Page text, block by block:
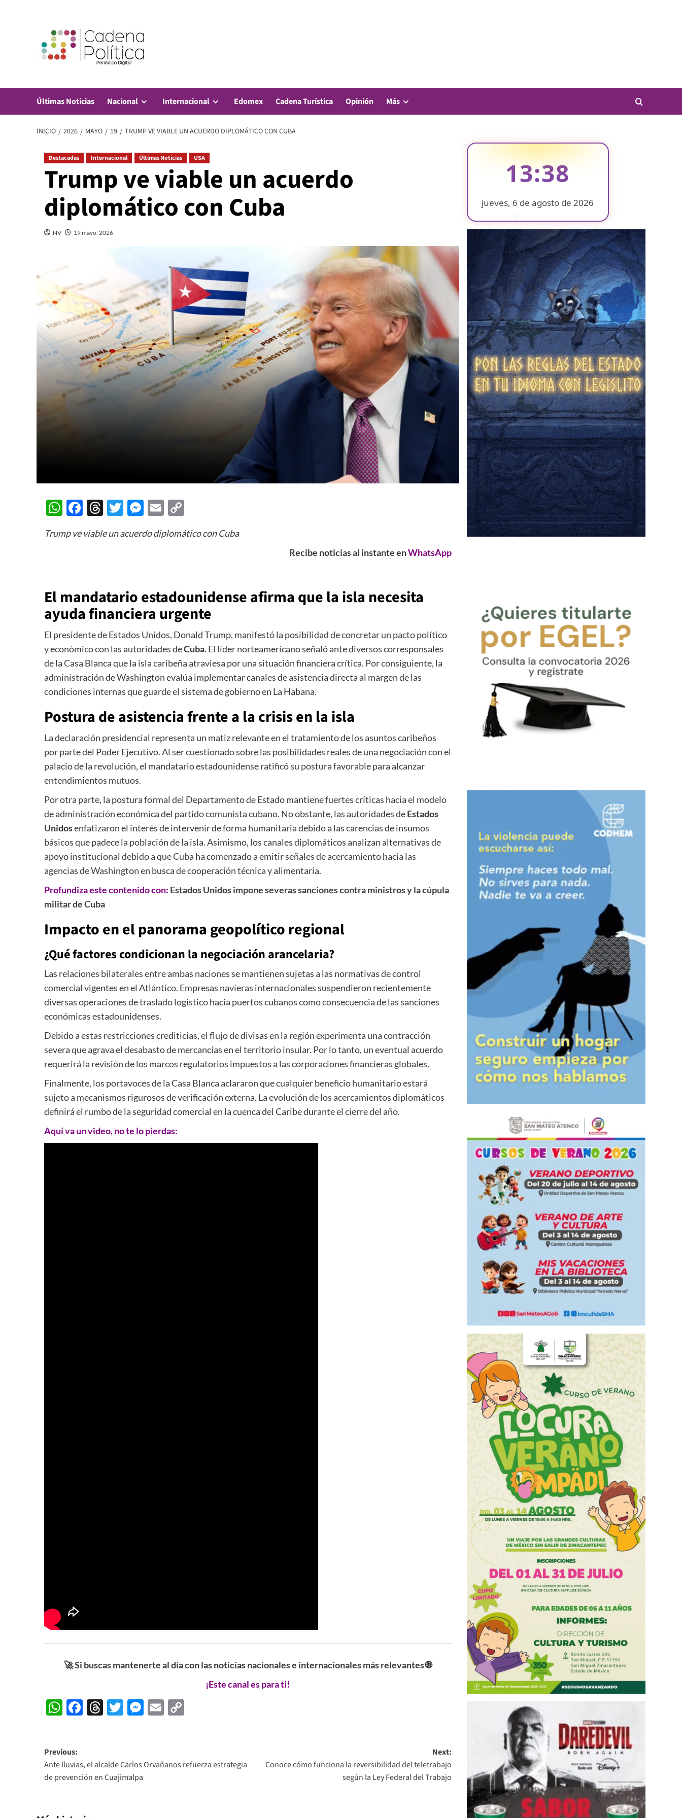
Últimas Noticias Nacional Internacional Edomex Cadena Turística Opinión Más
INICIO 2026 MAYO 19 TRUMP VE VIABLE UN ACUERDO DIPLOMÁTICO CON CUBA
Destacadas Internacional Últimas Noticias USA
Trump ve viable un acuerdo
diplomático con Cuba
NV 19 mayo, 2026
WhatsApp
Facebook
Threads
Twitter
Messenger
Email
Trump ve viable un acuerdo diplomático con Cuba
Recibe noticias al instante enWhatsApp
El mandatario estadounidense afirma que la isla necesita
ayuda financiera urgente
El presidente de Estados Unidos, Donald Trump, manifestó la posibilidad de concretar un pacto político
y económico con las autoridades deCuba. El líder norteamericano señaló ante diversos corresponsales
de la Casa Blanca que la isla caribeña atraviesa por una situación financiera crítica. Por consiguiente, la
administración de Washington evalúa implementar canales de asistencia directa al margen de las
condiciones internas que guarde el sistema de gobierno en La Habana.
Postura de asistencia frente a la crisis en la isla
La declaración presidencial representa un matiz relevante en el tratamiento de los asuntos caribeños
por parte del Poder Ejecutivo. Al ser cuestionado sobre las posibilidades reales de una negociación con el
palacio de la revolución, el mandatario estadounidense ratificó su postura favorable para alcanzar
entendimientos mutuos.
Por otra parte, la postura formal del Departamento de Estado mantiene fuertes críticas hacia el modelo
de administración económica del partido comunista cubano. No obstante, las autoridades deEstados
Unidosenfatizaron el interés de intervenir de forma humanitaria debido a las carencias de insumos
básicos que padece la población de la isla. Asimismo, los canales diplomáticos analizan alternativas de
apoyo institucional debido a que Cuba ha comenzado a emitir señales de acercamiento hacia las
agencias de Washington en busca de cooperación técnica y alimentaria.
Profundiza este contenido con: Estados Unidos impone severas sanciones contra ministros y la cúpula
militar de Cuba
Impacto en el panorama geopolítico regional
¿Qué factores condicionan la negociación arancelaria?
Las relaciones bilaterales entre ambas naciones se mantienen sujetas a las normativas de control
comercial vigentes en el Atlántico. Empresas navieras internacionales suspendieron recientemente
diversas operaciones de traslado logístico hacia puertos cubanos como consecuencia de las sanciones
económicas estadounidenses.
Debido a estas restricciones crediticias, el flujo de divisas en la región experimenta una contracción
severa que agrava el desabasto de mercancías en el territorio insular. Por lo tanto, un eventual acuerdo
requerirá la revisión de los marcos regulatorios impuestos a las corporaciones financieras globales.
Finalmente, los portavoces de la Casa Blanca aclararon que cualquier beneficio humanitario estará
sujeto a mecanismos rigurosos de verificación externa. La evolución de los acercamientos diplomáticos
definirá el rumbo de la seguridad comercial en la cuenca del Caribe durante el cierre del año.
Aquí va un video, no te lo pierdas:
🚀 Si buscas mantenerte al día con las noticias nacionales e internacionales más relevantes 🌐
¡Este canal es para ti!
WhatsApp
Facebook
Threads
Twitter
Messenger
Email
Post
navigation
Previous:
Ante lluvias, el alcalde Carlos Orvañanos refuerza estrategia
de prevención en Cuajimalpa
Next:
Conoce cómo funciona la reversibilidad del teletrabajo
según la Ley Federal del Trabajo
13:38
jueves, 6 de agosto de 2026
❄
❄
❄
❄
❄
❄
❄
❄